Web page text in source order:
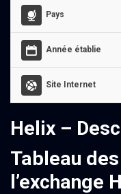
Pays
Année établie
Site Internet
Helix –
Tableau
l’exchange